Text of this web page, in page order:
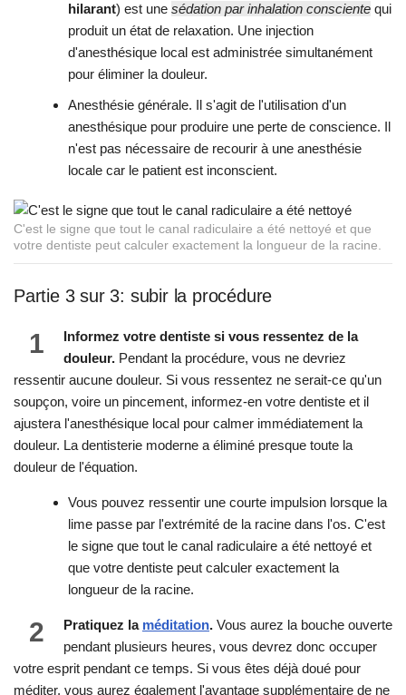
hilarant) est une sédation par inhalation consciente qui
produit un état de relaxation. Une injection
d'anesthésique local est administrée simultanément
pour éliminer la douleur.
Anesthésie générale. Il s'agit de l'utilisation d'un
anesthésique pour produire une perte de conscience. Il
n'est pas nécessaire de recourir à une anesthésie
locale car le patient est inconscient.
C'est le signe que tout le canal radiculaire a été nettoyé et que
votre dentiste peut calculer exactement la longueur de la racine.
Partie 3 sur 3: subir la procédure
1
Informez votre dentiste si vous ressentez de la
douleur. Pendant la procédure, vous ne devriez
ressentir aucune douleur. Si vous ressentez ne serait-ce qu'un
soupçon, voire un pincement, informez-en votre dentiste et il
ajustera l'anesthésique local pour calmer immédiatement la
douleur. La dentisterie moderne a éliminé presque toute la
douleur de l'équation.
Vous pouvez ressentir une courte impulsion lorsque la
lime passe par l'extrémité de la racine dans l'os. C'est
le signe que tout le canal radiculaire a été nettoyé et
que votre dentiste peut calculer exactement la
longueur de la racine.
2 Pratiquez la méditation. Vous aurez la bouche ouverte
pendant plusieurs heures, vous devrez donc occuper
votre esprit pendant ce temps. Si vous êtes déjà doué pour
méditer, vous aurez également l'avantage supplémentaire de ne